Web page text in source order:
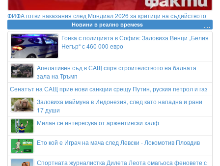
ФИФА готви наказания след Мондиал 2026 за критици на съдийството
Новини в реално времеss
Гонка с полицията в София: Заловиха Венци „Белия
Негър“ с 460 000 евро
Апелативен съд в САЩ спря строителството на балната
зала на Тръмп
Сенатът на САЩ прие нови санкции срещу Путин, руския петрол и газ
Заловиха маймуна в Индонезия, след като нападна и рани
17 души
Милан се интересува от аржентински халф
Ето кой е Играч на мача след Левски - Локомотив Пловдив
Спортната журналистка Дилета Леота омагьоса феновете с